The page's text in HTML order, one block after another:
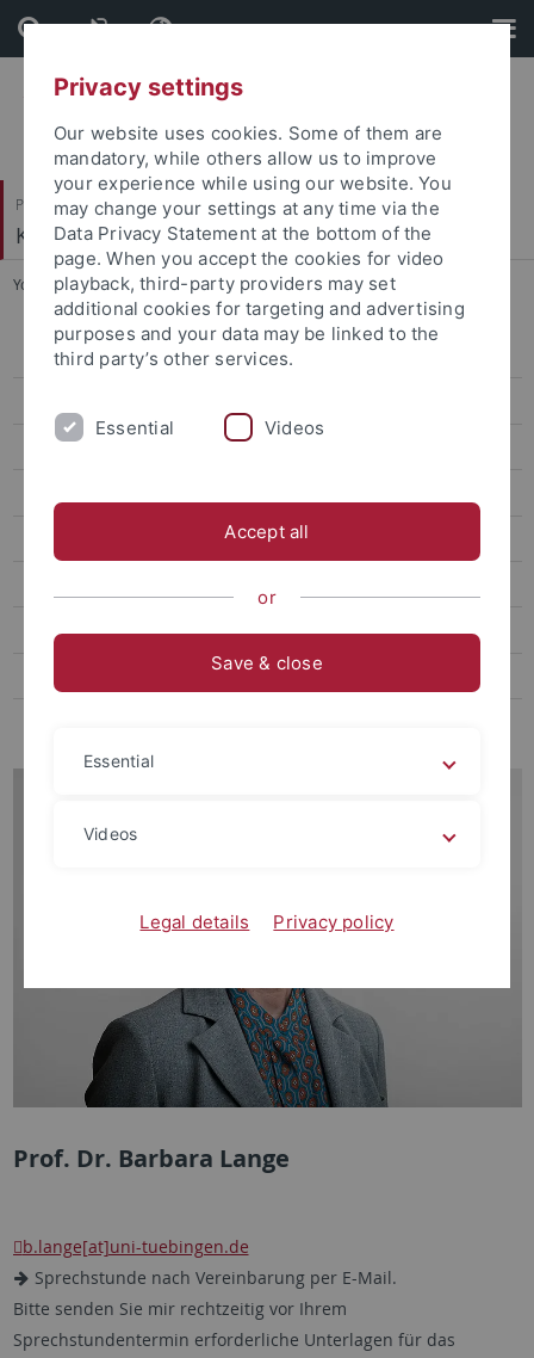
Skip
to
content
Skip
to
footer
Philosophische Fakultät
Kunsthistorisches Institut
You are here: Startseite ... Lange, Barbara, Prof. Dr. phil. habil.
Ehemalige ProfessorInnen
Michalski, Sergiusz, Prof. Dr. phil. habil.
Thome, Markus, Prof. Dr. phil.
Ehemalige Kustoden der Graphischen Sammlung
Ehemalige Lehrbeauftragte
Prof. Dr. Barbara Lange
b.lange[at]uni-tuebingen.de
Sprechstunde nach Vereinbarung per E-Mail.
Bitte senden Sie mir rechtzeitig vor Ihrem
Sprechstundentermin erforderliche Unterlagen für das
Privacy settings
Our website uses cookies. Some of them are
mandatory, while others allow us to improve
your experience while using our website. You
may change your settings at any time via the
Data Privacy Statement at the bottom of the
page. When you accept the cookies for video
playback, third-party providers may set
additional cookies for targeting and advertising
purposes and your data may be linked to the
third party’s other services.
Essential Videos
Accept all
or
Save & close
Essential
Videos
Legal details Privacy policy